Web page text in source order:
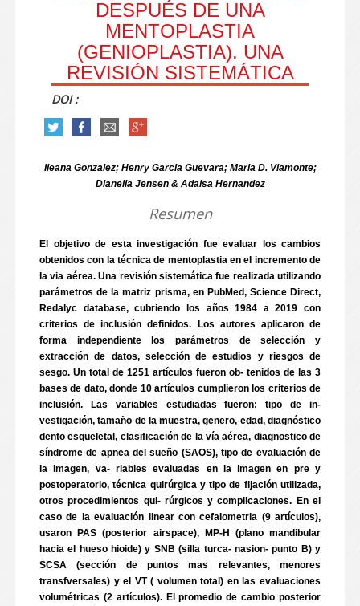
DESPUÉS DE UNA
MENTOPLASTIA
(GENIOPLASTIA). UNA
REVISIÓN SISTEMÁTICA
DOI :
Ileana Gonzalez; Henry Garcia Guevara; Maria D. Viamonte;
Dianella Jensen & Adalsa Hernandez
Resumen
El objetivo de esta investigación fue evaluar los cambios
obtenidos con la técnica de mentoplastia en el incremento de
la via aérea. Una revisión sistemática fue realizada utilizando
parámetros de la matriz prisma, en PubMed, Science Direct,
Redalyc database, cubriendo los años 1984 a 2019 con
criterios de inclusión definidos. Los autores aplicaron de
forma independiente los parámetros de selección y
extracción de datos, selección de estudios y riesgos de
sesgo. Un total de 1251 artículos fueron ob- tenidos de las 3
bases de dato, donde 10 artículos cumplieron los criterios de
inclusión. Las variables estudiadas fueron: tipo de in-
vestigación, tamaño de la muestra, genero, edad, diagnóstico
dento esqueletal, clasificación de la vía aérea, diagnostico de
síndrome de apnea del sueño (SAOS), tipo de evaluación de
la imagen, va- riables evaluadas en la imagen en pre y
postoperatorio, técnica quirúrgica y tipo de fijación utilizada,
otros procedimientos qui- rúrgicos y complicaciones. En el
caso de la evaluación linear con cefalometria (9 artículos),
usaron PAS (posterior airspace), MP-H (plano mandibular
hacia el hueso hioide) y SNB (silla turca- nasion- punto B) y
SCSA (sección de puntos mas relevantes, menores
transfversales) y el VT ( volumen total) en las evaluaciones
volumétricas (2 artículos). El promedio de cambio posterior